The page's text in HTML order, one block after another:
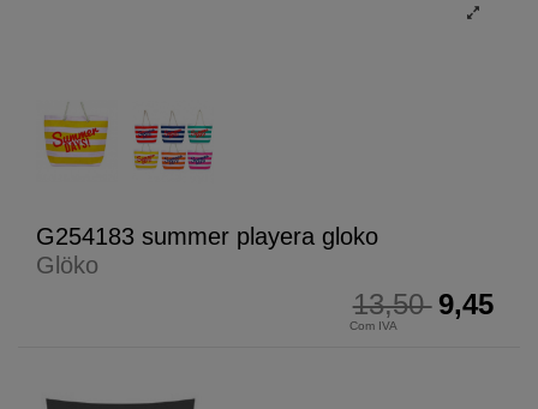
G254183 summer playera gloko
Glöko
13,50 9,45
Com IVA